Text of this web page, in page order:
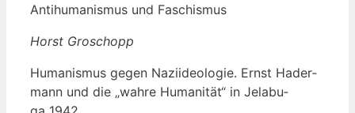
Anti­hu­ma­nis­mus und Faschismus
Horst Gro­schopp
Huma­nis­mus gegen Nazi­ideo­lo­gie. Ernst Hader­
mann und die „wah­re Huma­ni­tät“ in Jel­a­bu­